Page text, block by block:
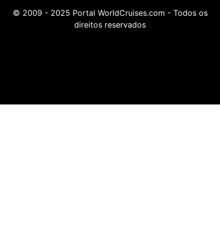
© 2009 - 2025 Portal WorldCruises.com - Todos os
direitos reservados